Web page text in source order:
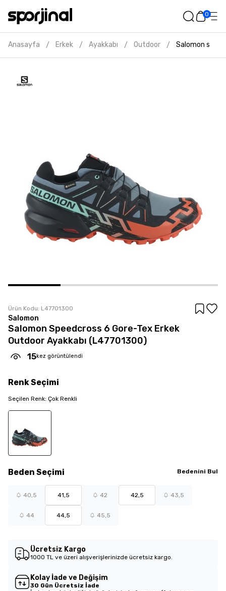
0
Anasayfa / Erkek / Ayakkabı / Outdoor / Salomon
Ürün Kodu: L47701300
Salomon
Salomon Speedcross 6 Gore-Tex Erkek
Outdoor Ayakkabı (L47701300)
15kez görüntülendi
Beden Seçimi Bedenini Bul
40,5 41,5 42 42,5 43,5
44 44,5 45,5
RenkSeçimi
Seçilen Renk: Çok Renkli
Ücretsiz Kargo
1000 TL ve üzeri alışverişlerinizde ücretsiz kargo.
Kolay İade ve Değişim
30 Gün Ücretsiz İade